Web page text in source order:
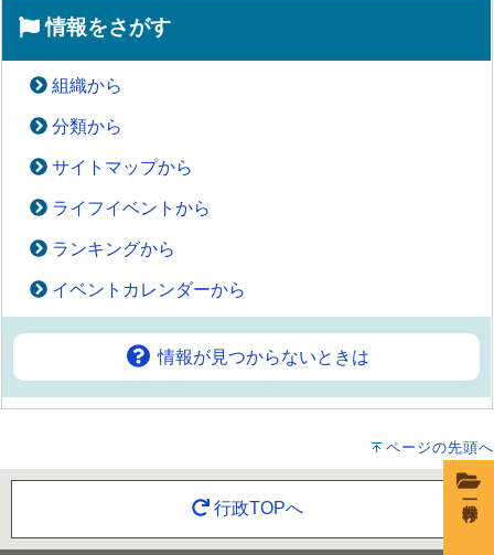
情報をさがす
組織から
分類から
サイトマップから
ライフイベントから
ランキングから
イベントカレンダーから
情報が見つからないときは
ページの先頭へ
行政TOPへ